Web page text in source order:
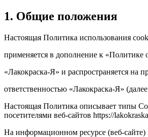
1. Общие положения
Настоящая Политика использования
применяется в дополнение к
«Лакокраска-Я» и распространяется на
ответственностью «Лакокраска-Я»
Настоящая Политика описывает типы
посетителями веб-сайтов https://
На информационном ресурсе (веб-